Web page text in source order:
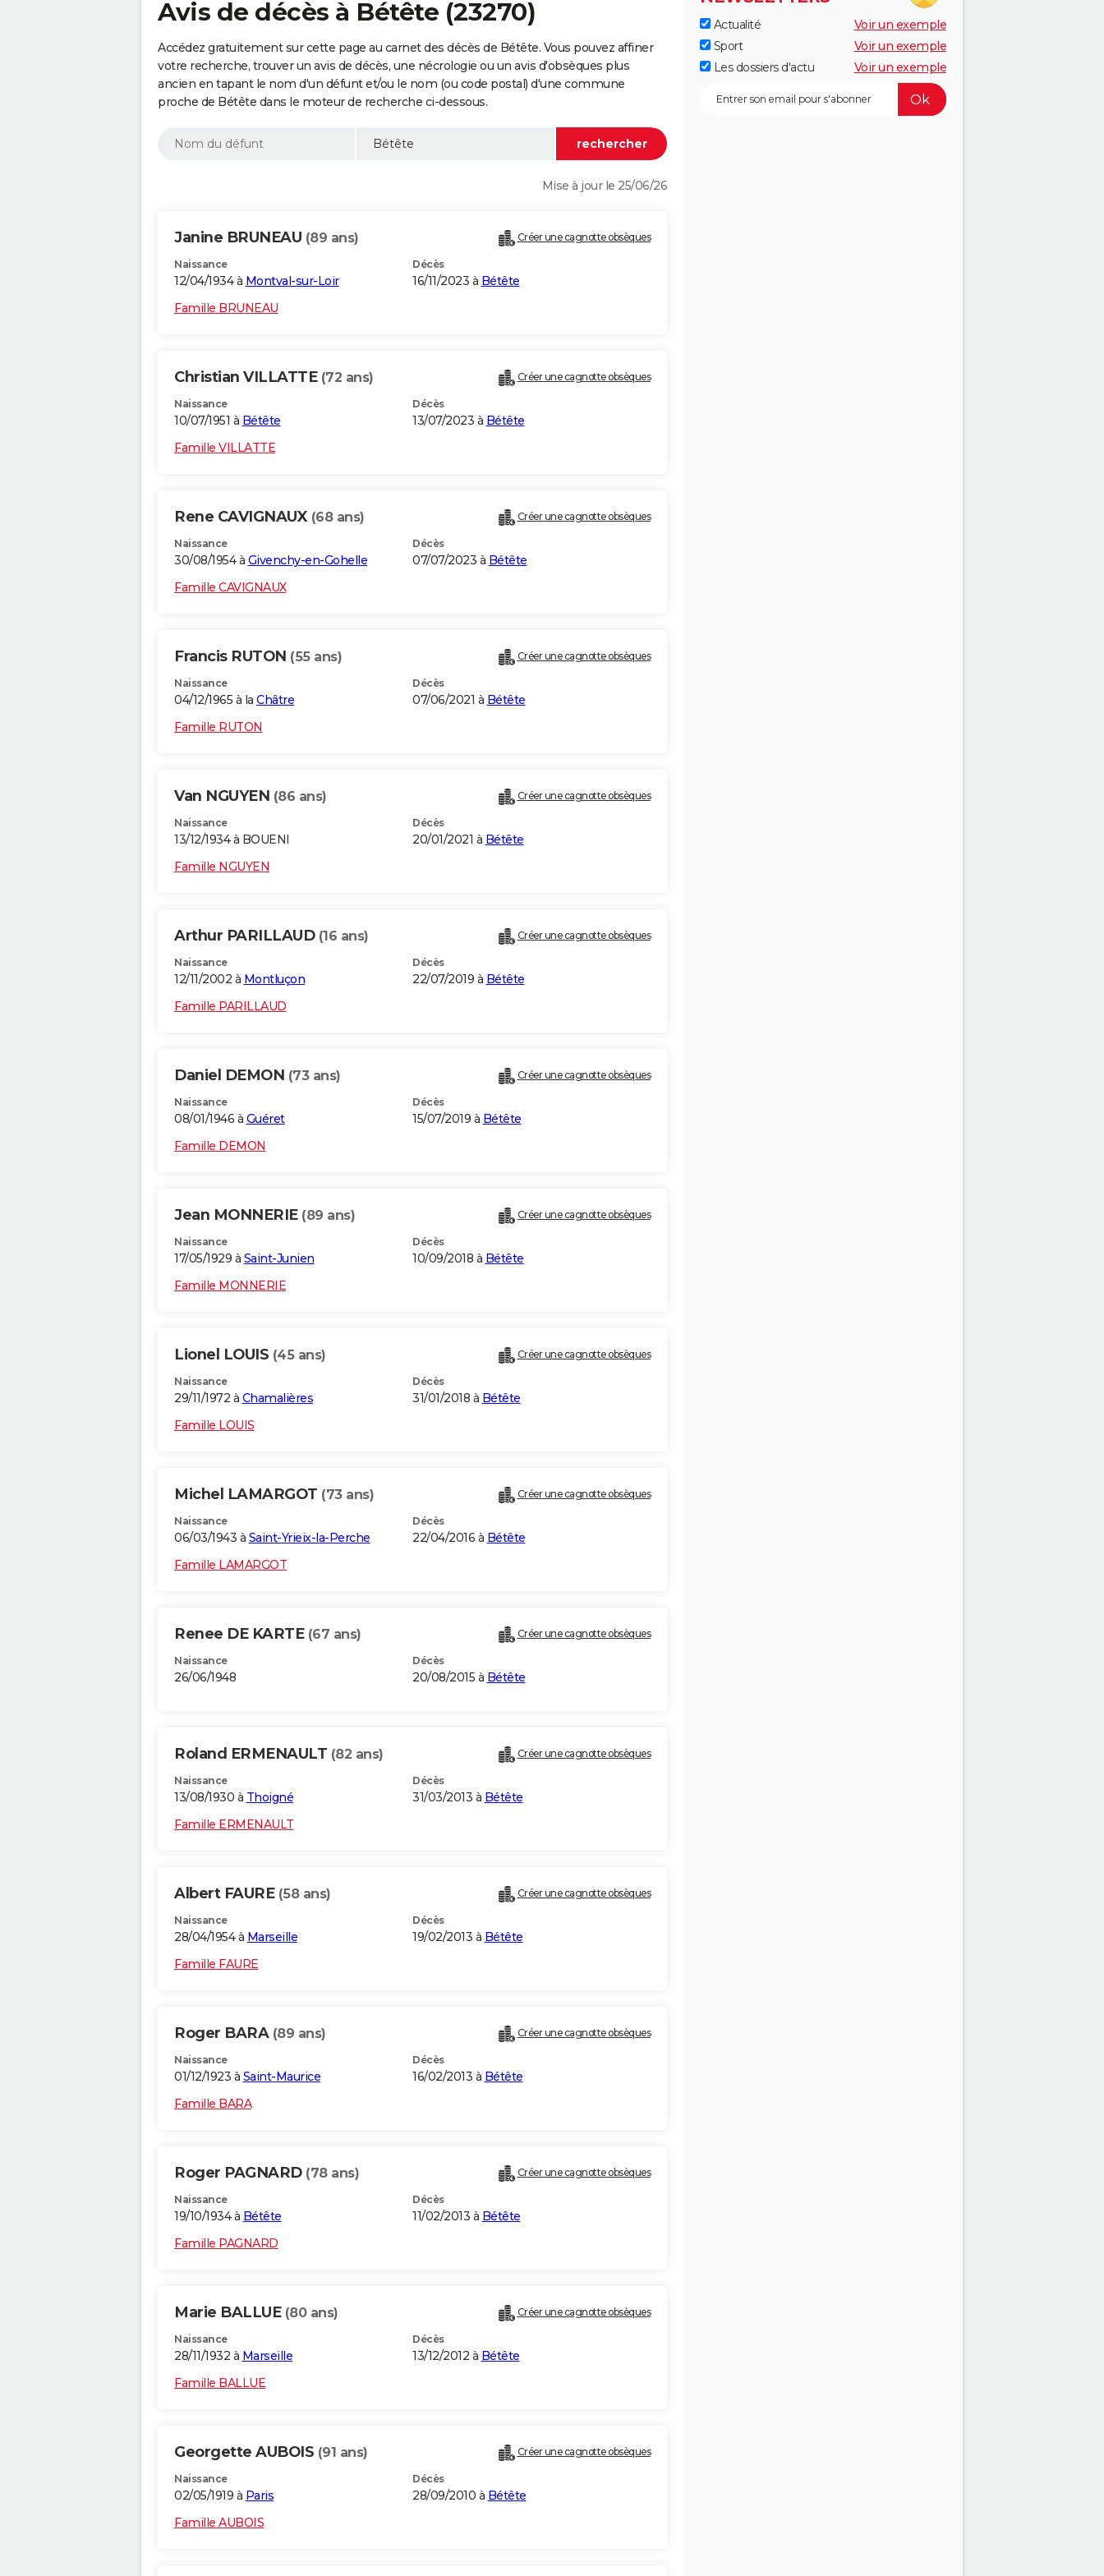
Avis de décès à Bétête (23270)
Accédez gratuitement sur cette page au carnet des décès de Bétête. Vous pouvez affiner
votre recherche, trouver un avis de décès, une nécrologie ou un avis d'obsèques plus
ancien en tapant le nom d'un défunt et/ou le nom (ou code postal) d'une commune
proche de Bétête dans le moteur de recherche ci-dessous.
Mise à jour le 25/06/26
Janine BRUNEAU (89 ans) Créer une cagnotte obsèques
Naissance
12/04/1934 à Montval-sur-Loir
Décès
16/11/2023 à Bétête
Famille BRUNEAU
Christian VILLATTE (72 ans) Créer une cagnotte obsèques
Naissance
10/07/1951 à Bétête
Décès
13/07/2023 à Bétête
Famille VILLATTE
Rene CAVIGNAUX (68 ans) Créer une cagnotte obsèques
Naissance
30/08/1954 à Givenchy-en-Gohelle
Décès
07/07/2023 à Bétête
Famille CAVIGNAUX
Francis RUTON (55 ans) Créer une cagnotte obsèques
Naissance
04/12/1965 à la Châtre
Décès
07/06/2021 à Bétête
Famille RUTON
Van NGUYEN (86 ans) Créer une cagnotte obsèques
Naissance
13/12/1934 à BOUENI
Décès
20/01/2021 à Bétête
Famille NGUYEN
Arthur PARILLAUD (16 ans) Créer une cagnotte obsèques
Naissance
12/11/2002 à Montluçon
Décès
22/07/2019 à Bétête
Famille PARILLAUD
Daniel DEMON (73 ans) Créer une cagnotte obsèques
Naissance
08/01/1946 à Guéret
Décès
15/07/2019 à Bétête
Famille DEMON
Jean MONNERIE (89 ans) Créer une cagnotte obsèques
Naissance
17/05/1929 à Saint-Junien
Décès
10/09/2018 à Bétête
Famille MONNERIE
Lionel LOUIS (45 ans) Créer une cagnotte obsèques
Naissance
29/11/1972 à Chamalières
Décès
31/01/2018 à Bétête
Famille LOUIS
Michel LAMARGOT (73 ans) Créer une cagnotte obsèques
Naissance
06/03/1943 à Saint-Yrieix-la-Perche
Décès
22/04/2016 à Bétête
Famille LAMARGOT
Renee DE KARTE (67 ans) Créer une cagnotte obsèques
Naissance
26/06/1948
Décès
20/08/2015 à Bétête
Roland ERMENAULT (82 ans) Créer une cagnotte obsèques
Naissance
13/08/1930 à Thoigné
Décès
31/03/2013 à Bétête
Famille ERMENAULT
Albert FAURE (58 ans) Créer une cagnotte obsèques
Naissance
28/04/1954 à Marseille
Décès
19/02/2013 à Bétête
Famille FAURE
Roger BARA (89 ans) Créer une cagnotte obsèques
Naissance
01/12/1923 à Saint-Maurice
Décès
16/02/2013 à Bétête
Famille BARA
Roger PAGNARD (78 ans) Créer une cagnotte obsèques
Naissance
19/10/1934 à Bétête
Décès
11/02/2013 à Bétête
Famille PAGNARD
Marie BALLUE (80 ans) Créer une cagnotte obsèques
Naissance
28/11/1932 à Marseille
Décès
13/12/2012 à Bétête
Famille BALLUE
Georgette AUBOIS (91 ans) Créer une cagnotte obsèques
Naissance
02/05/1919 à Paris
Décès
28/09/2010 à Bétête
Famille AUBOIS
Actualité
Voir un exemple
Sport
Voir un exemple
Les dossiers d'actu
Voir un exemple